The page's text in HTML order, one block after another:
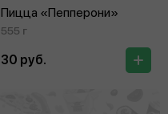
Пицца «Пепперони»
555 г
30 руб.